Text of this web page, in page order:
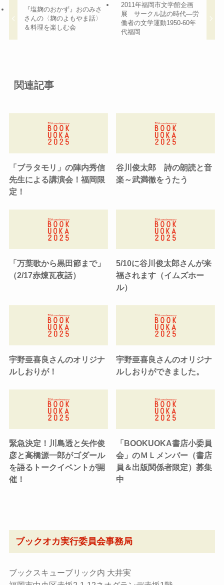
『塩麹のおかず』おのみさ
さんの〈麹のよもやま話〉
＆料理を楽しむ会
2011年福岡市文学館企画
展 サークル誌の時代—労
働者の文学運動1950-60年
代福岡
関連記事
「ブラタモリ」の陣内秀信
先生による講演会！福岡限
定！
谷川俊太郎 詩の朗読と音
楽～武満徹をうたう
「万葉歌から黒田節まで」
（2/17赤煉瓦夜話）
5/10に谷川俊太郎さんが来
福されます（イムズホー
ル）
宇野亜喜良さんのオリジナ
ルしおりが！
宇野亜喜良さんのオリジナ
ルしおりができました。
緊急決定！川島透と矢作俊
彦と高橋源一郎がゴダール
を語るトークイベントが開
催！
「BOOKUOKA書店小委員
会」のＭＬメンバー（書店
員＆出版関係者限定）募集
中
ブックオカ実行委員会事務局
ブックスキューブリック内 大井実